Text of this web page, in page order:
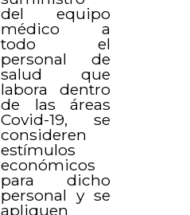
del equipo
médico a
todo el
personal de
salud que
labora dentro
de las áreas
Covid-19, se
consideren
estímulos
económicos
para dicho
personal y se
apliquen